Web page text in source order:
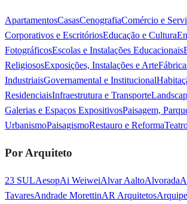
ApartamentosCasasCenografiaComércio e
Corporativos e EscritóriosEducação e Cultura
FotográficosEscolas e Instalações Educacionais
ReligiososExposições, Instalações e Arte
IndustriaisGovernamental e Institucional
ResidenciaisInfraestrutura e Transporte
Galerias e Espaços ExpositivosPaisagem,
UrbanismoPaisagismoRestauro e Reforma
Por Arquiteto
23 SULAesopAi WeiweiAlvar AaltoAlvorada
TavaresAndrade MorettinAR Arquitetos